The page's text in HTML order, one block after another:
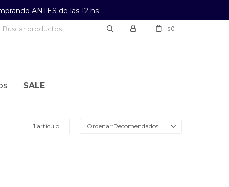
ANTES de las 12 hs
SALE
$0
1 artículo Recomendados